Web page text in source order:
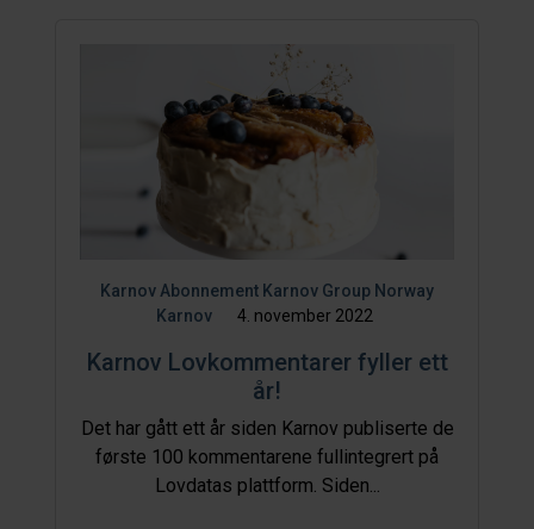
Karnov Abonnement Karnov Group Norway
Karnov
4. november 2022
Karnov Lovkommentarer fyller ett
år!
Det har gått ett år siden Karnov publiserte de
første 100 kommentarene fullintegrert på
Lovdatas plattform. Siden...